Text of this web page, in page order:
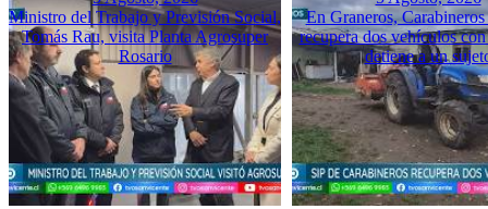
Ministro del Trabajo y Previsión Social,
Tomás Rau, visita Planta Agrosuper
Rosario
En Graneros,
recupera dos vehículos
detiene a un